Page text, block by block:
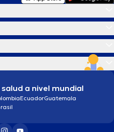
a nivel mundial
EcuadorGuatemala